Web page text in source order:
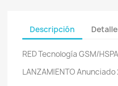
Descripción
REDTecnologíaGSM/
LANZAMIENTOAnunciado